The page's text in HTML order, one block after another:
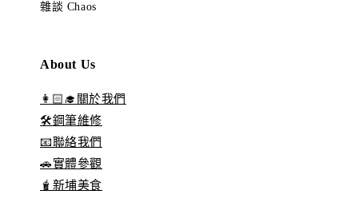
雜談 Chaos
About Us
👩🏻‍🎓關於我們
🛠️鋼筆維修
📧聯絡我們
🚗實體參觀
🧋新埔美食